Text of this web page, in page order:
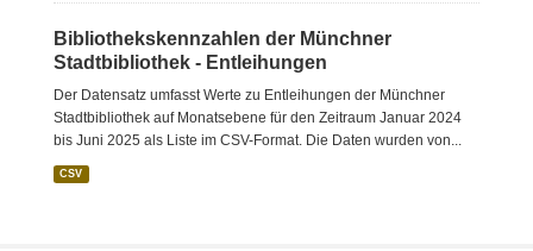
Bibliothekskennzahlen der Münchner
Stadtbibliothek - Entleihungen
Der Datensatz umfasst Werte zu Entleihungen der Münchner
Stadtbibliothek auf Monatsebene für den Zeitraum Januar 2024
bis Juni 2025 als Liste im CSV-Format. Die Daten wurden von...
CSV